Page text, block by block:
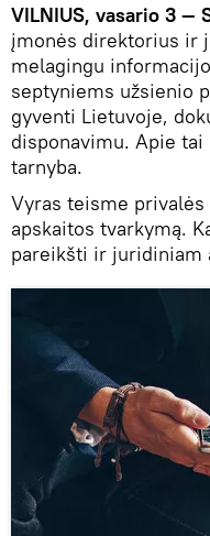
VILNIUS, vasario 3 —
įmonės direktorius ir
melagingu
septyniems užsienio
gyventi Lietuvoje,
disponavimu. Apie
tarnyba.
Vyras teisme
apskaitos tvarkymą.
pareikšti ir juridiniam